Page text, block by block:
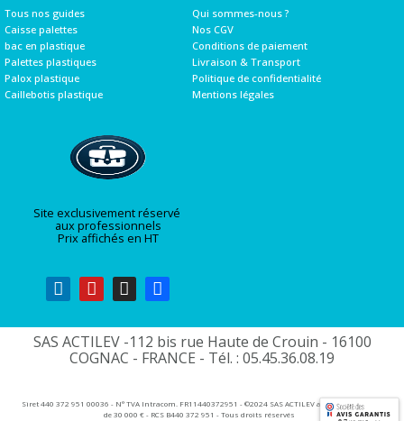
Tous nos guides
Caisse palettes
bac en plastique
Palettes plastiques
Palox plastique
Caillebotis plastique
Qui sommes-nous ?
Nos CGV
Conditions de paiement
Livraison & Transport
Politique de confidentialité
Mentions légales
Site exclusivement réservé
aux professionnels
Prix affichés en HT
SAS ACTILEV -112 bis rue Haute de Crouin - 16100
COGNAC - FRANCE - Tél. : 05.45.36.08.19​
Siret 440 372 951 00036 - N° TVA Intracom. FR11440372951 - ©2024 SAS ACTILEV au capital social
de 30 000 € - RCS B440 372 951 - Tous droits réservés​​